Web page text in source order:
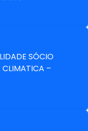
SÓCIO
CLIMATICA –